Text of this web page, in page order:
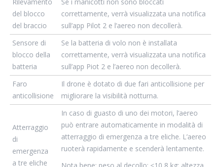
Rilevamento
del blocco
del braccio
Se i manicotti non sono bloccati
correttamente, verrà visualizzata una notifica
sull’app Pilot 2 e l’aereo non decollerà.
Sensore di
blocco della
batteria
Se la batteria di volo non è installata
correttamente, verrà visualizzata una notifica
sull’app Piot 2 e l’aereo non decollerà.
Faro
anticollisione
Il drone è dotato di due fari anticollisione per
migliorare la visibilità notturna.
Atterraggio
di
emergenza
a tre eliche
In caso di guasto di uno dei motori, l’aereo
può entrare automaticamente in modalità di
atterraggio di emergenza a tre eliche. L’aereo
ruoterà rapidamente e scenderà lentamente.